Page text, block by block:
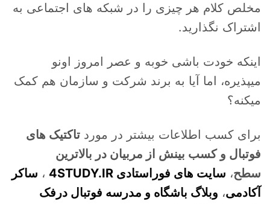
مخلص کلام هر چیزی را در شبکه های اجتماعی به
اشتراک نگذارید.
اینکه خودت باشی خوبه و عصر امروز اونو
میپذیره، اما آیا به برند شرکت و سازمان هم کمک
میکنه؟
برای کسب اطلاعات بیشتر در موردتاکتیک های
فوتبال و کسب بینش از مربیان در بالاترین
سطح، سایت های فوراستادی 4STUDY.IR ، ساکر
آکادمی، وبلاگ باشگاه و مدرسه فوتبال درفک